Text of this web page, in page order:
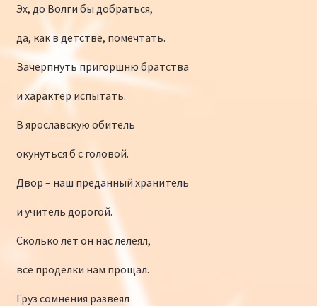
Наши участники 2017
Страничка победителей 2017
tt
er
b
o
o
k
n
o
kl
as
iki
y
Li а
Эх, до Волги бы добраться,
да, как в детстве, помечтать.
Зачерпнуть пригоршню братства
и характер испытать.
В ярославскую обитель
окунуться б с головой.
Двор – наш преданный хранитель
и учитель дорогой.
Сколько лет он нас лелеял,
все проделки нам прощал.
Груз сомнения развеял